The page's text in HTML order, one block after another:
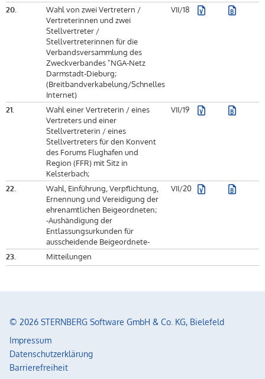
20.
Wahl von zwei Vertretern /
Vertreterinnen und zwei
Stellvertreter /
Stellvertreterinnen für die
Verbandsversammlung des
Zweckverbandes "NGA-Netz
Darmstadt-Dieburg;
(Breitbandverkabelung/Schnelles
Internet)
VII/18
21.
Wahl einer Vertreterin / eines
Vertreters und einer
Stellvertreterin / eines
Stellvertreters für den Konvent
des Forums Flughafen und
Region (FFR) mit Sitz in
Kelsterbach;
VII/19
22.
Wahl, Einführung, Verpflichtung,
Ernennung und Vereidigung der
ehrenamtlichen Beigeordneten;
-Aushändigung der
Entlassungsurkunden für
ausscheidende Beigeordnete-
VII/20
23. Mitteilungen
© 2026 STERNBERG Software GmbH & Co. KG, Bielefeld
Impressum
Datenschutzerklärung
Barrierefreiheit